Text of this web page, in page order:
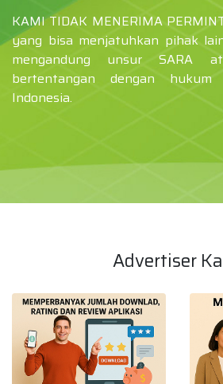
KAMI TIDAK MENERIMA
yang bisa menjatuhkan pihak
mengandung unsur SARA
bertentangan dengan
Indonesia.
Advertiser